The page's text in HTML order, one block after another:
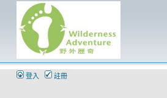
登入 註冊